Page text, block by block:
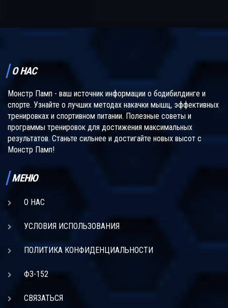
О НАС
Монстр Памп - ваш источник информации о бодибилдинге и
спорте. Узнайте о лучших методах накачки мышц, эффективных
тренировках и спортивном питании. Полезные советы и
программы тренировок для достижения максимальных
результатов. Станьте сильнее и достигайте новых высот с
Монстр Памп!
МЕНЮ
О НАС
УСЛОВИЯ ИСПОЛЬЗОВАНИЯ
ПОЛИТИКА КОНФИДЕНЦИАЛЬНОСТИ
ФЗ-152
СВЯЗАТЬСЯ